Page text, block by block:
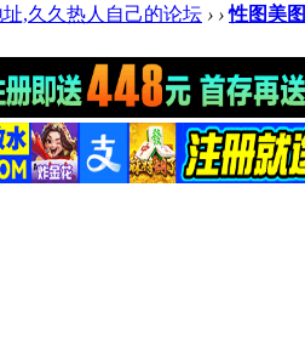
,久久热人自己的论坛 › › 性图美图